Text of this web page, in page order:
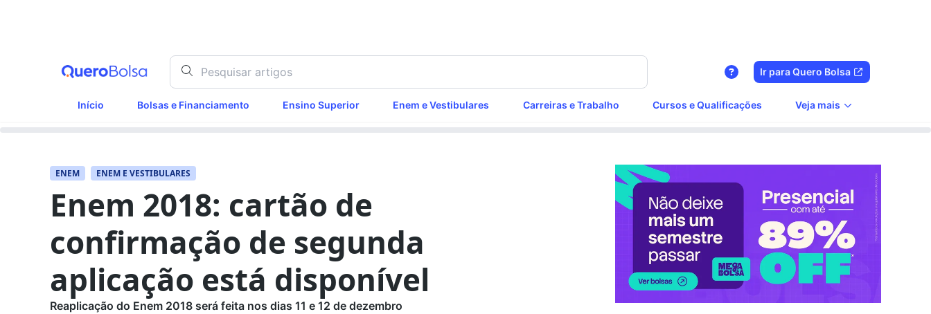
Ir para Quero Bolsa
Início Bolsas e Financiamento Ensino Superior Enem e Vestibulares Carreiras e Trabalho Cursos e Qualificações Veja mais
ENEM ENEM E VESTIBULARES
Enem 2018: cartão de
confirmação de segunda
aplicação está disponível
Reaplicação do Enem 2018 será feita nos dias 11 e 12 de dezembro